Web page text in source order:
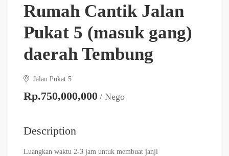
Rumah Cantik Jalan
Pukat 5 (masuk gang)
daerah Tembung
Jalan Pukat 5
Rp.750,000,000 / Nego
Description
Luangkan waktu 2-3 jam untuk membuat janji